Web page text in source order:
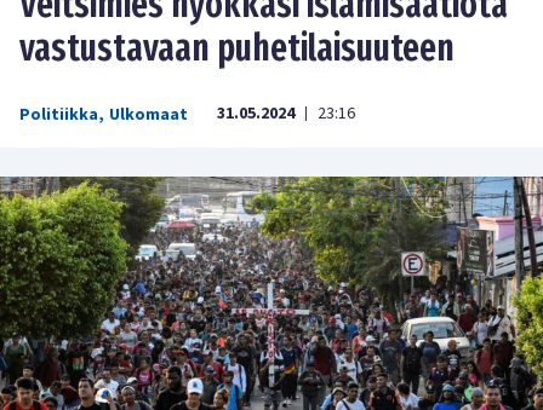
vastustavaan puhetilaisuuteen
Politiikka, Ulkomaat 31.05.2024 | 23:16